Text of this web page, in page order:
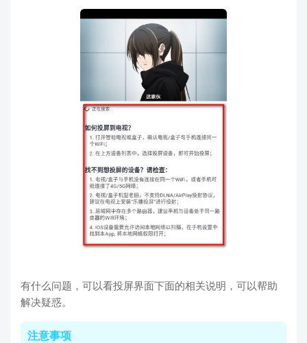
有什么问题，可以看投屏界面下面的相关说明，可以帮助
解决疑惑。
注意事项